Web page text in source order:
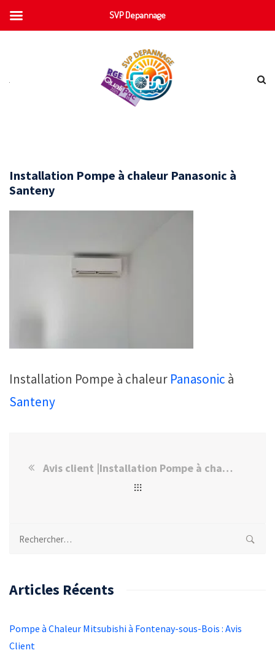
Installation Pompe à chaleur Panasonic à
Santeny
Installation Pompe à chaleur Panasonic à
Santeny
Avis client |Installation Pompe à chaleur Panasonic à Santeny
Rechercher :
Articles Récents
Pompe à Chaleur Mitsubishi à Fontenay-sous-Bois : Avis
Client
SVP Depannage